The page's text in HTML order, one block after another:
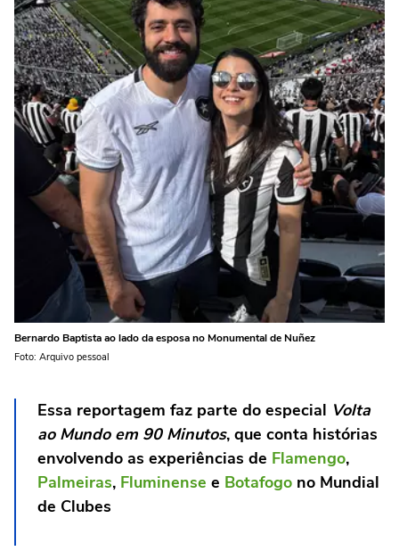
Bernardo Baptista ao lado da esposa no Monumental de Nuñez
Foto: Arquivo pessoal
Essa reportagem faz parte do especial Volta
ao Mundo em 90 Minutos, que conta histórias
envolvendo as experiências de Flamengo,
Palmeiras, Fluminense e Botafogo no Mundial
de Clubes